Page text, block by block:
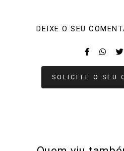
DEIXE O SEU
SOLICITE O SEU